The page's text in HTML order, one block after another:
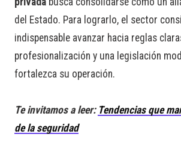
del Estado. Para lograrlo, el sector
indispensable avanzar hacia reglas
profesionalización y una legislación
fortalezca su operación.
Te invitamos a leer: Tendencias que
de la seguridad